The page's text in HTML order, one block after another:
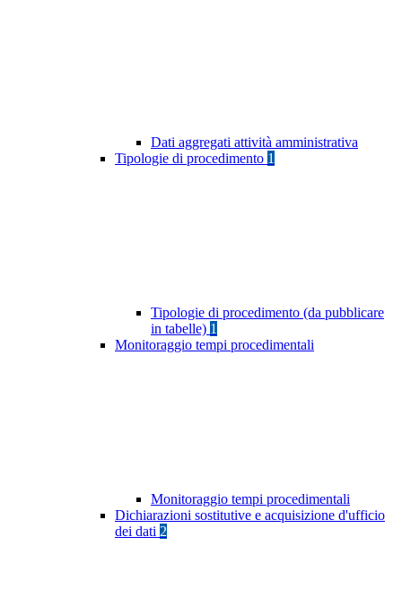
Dati aggregati attività amministrativa
Tipologie di procedimento 1
Tipologie di procedimento (da pubblicare
in tabelle) 1
Monitoraggio tempi procedimentali
Monitoraggio tempi procedimentali
Dichiarazioni sostitutive e acquisizione d'ufficio
dei dati 2